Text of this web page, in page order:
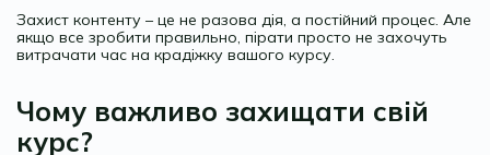
Захист контенту – це не разова дія, а постійний процес. Але
якщо все зробити правильно, пірати просто не захочуть
витрачати час на крадіжку вашого курсу.
Чому важливо захищати свій
курс?